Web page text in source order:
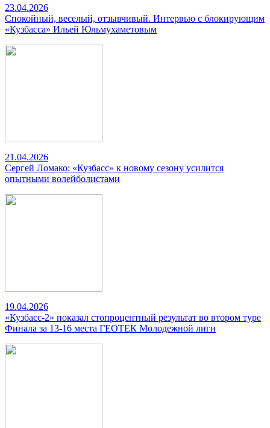
23.04.2026
Спокойный, веселый, отзывчивый. Интервью с блокирующим
«Кузбасса» Ильей Юльмухаметовым
21.04.2026
Сергей Ломако: «Кузбасс» к новому сезону усилится
опытными волейболистами
19.04.2026
«Кузбасс-2» показал стопроцентный результат во втором туре
Финала за 13-16 места ГЕОТЕК Молодежной лиги